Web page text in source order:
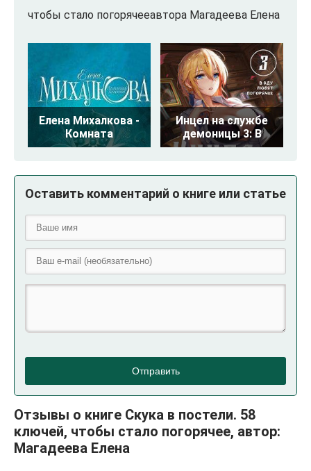
чтобы стало погорячееавтора Магадеева Елена
Елена Михалкова -
Комната
Инцел на службе
демоницы 3: В
Оставить комментарий о книге или статье
Отправить
Отзывы о книге Скука в постели. 58
ключей, чтобы стало погорячее, автор:
Магадеева Елена